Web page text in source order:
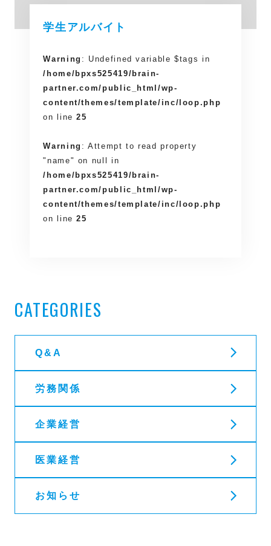
学生アルバイト
Warning : Undefined variable $tags in
/home/bpxs525419/brain-
partner.com/public_html/wp-
content/themes/template/inc/loop.php
on line25
Warning : Attempt to read property
"name" on null in
/home/bpxs525419/brain-
partner.com/public_html/wp-
content/themes/template/inc/loop.php
on line25
CATEGORIES
Q&A
労務関係
企業経営
医業経営
お知らせ